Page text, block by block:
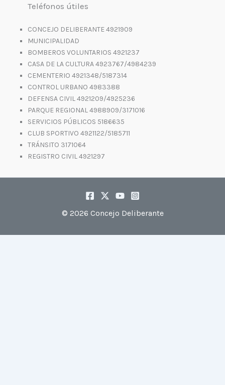
Teléfonos útiles
CONCEJO DELIBERANTE 4921909
MUNICIPALIDAD
BOMBEROS VOLUNTARIOS 4921237
CASA DE LA CULTURA 4923767/4984239
CEMENTERIO 4921348/5187314
CONTROL URBANO 4983388
DEFENSA CIVIL 4921209/4925236
PARQUE REGIONAL 4988909/3171016
SERVICIOS PÚBLICOS 5186635
CLUB SPORTIVO 4921122/5185711
TRÁNSITO 3171064
REGISTRO CIVIL 4921297
© 2026 Concejo Deliberante